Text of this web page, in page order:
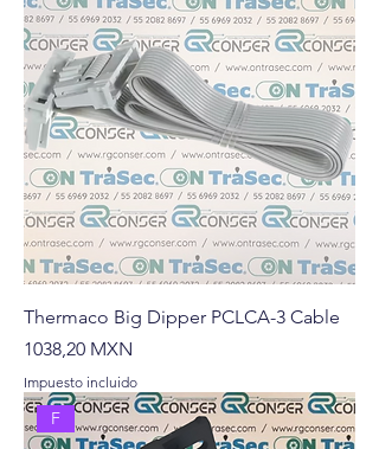
Thermaco Big Dipper PCLCA-3 Cable
Precio
1038,20 MXN
Impuesto incluido
F